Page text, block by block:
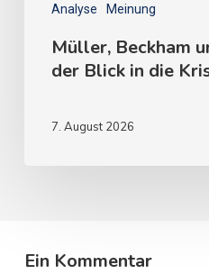
Analyse Meinung
Müller, Beckham
der Blick in die
7. August 2026
Ein Kommentar